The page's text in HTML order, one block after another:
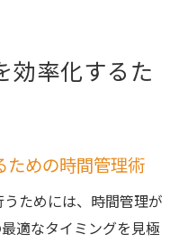
効率化するた
ための時間管理術
ためには、時間管理が
適なタイミングを見極